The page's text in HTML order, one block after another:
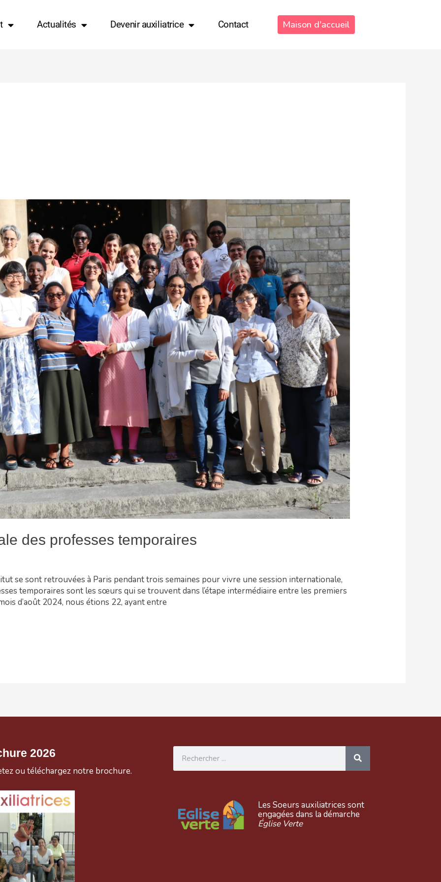
Actualités Devenir auxiliatrice Contact Maison d'accueil
des professes temporaires
se sont retrouvées à Paris pendant trois semaines pour vivre une session internationale,
temporaires sont les sœurs qui se trouvent dans l’étape intermédiaire entre les premiers
d’août 2024, nous étions 22, ayant entre
2026
ou téléchargez notre brochure.
Les Soeurs auxiliatrices sont
engagées dans la démarche
Église Verte